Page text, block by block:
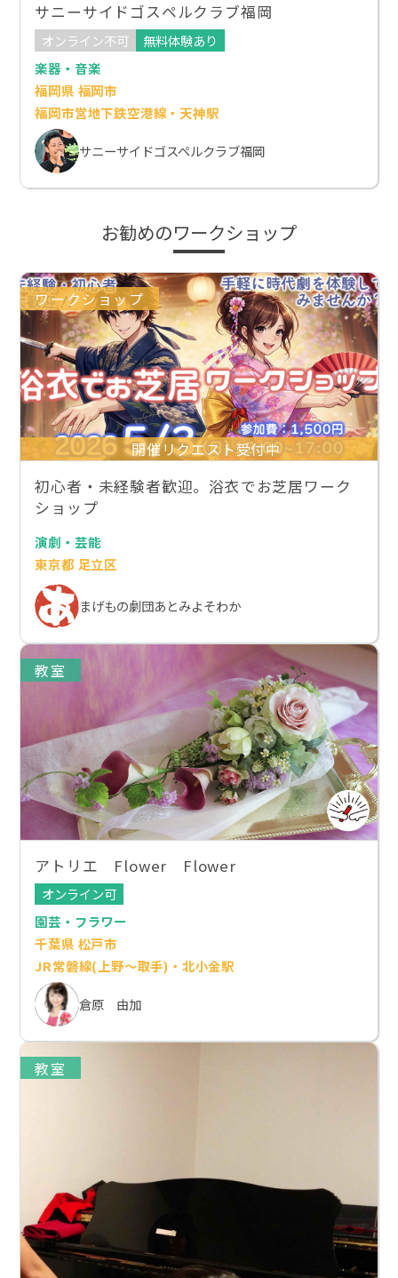
サニーサイドゴスペルクラブ福岡
オンライン不可
無料体験あり
楽器・音楽
福岡県 福岡市
福岡市営地下鉄空港線・天神駅
サニーサイドゴスペルクラブ福岡
お勧めのワークショップ
ワークショップ
開催リクエスト受付中
初心者・未経験者歓迎。浴衣でお芝居ワーク
ショップ
演劇・芸能
東京都 足立区
まげもの劇団あとみよそわか
教室
アトリエ Flower Flower
オンライン可
園芸・フラワー
千葉県 松戸市
JR常磐線(上野～取手)・北小金駅
倉原 由加
教室